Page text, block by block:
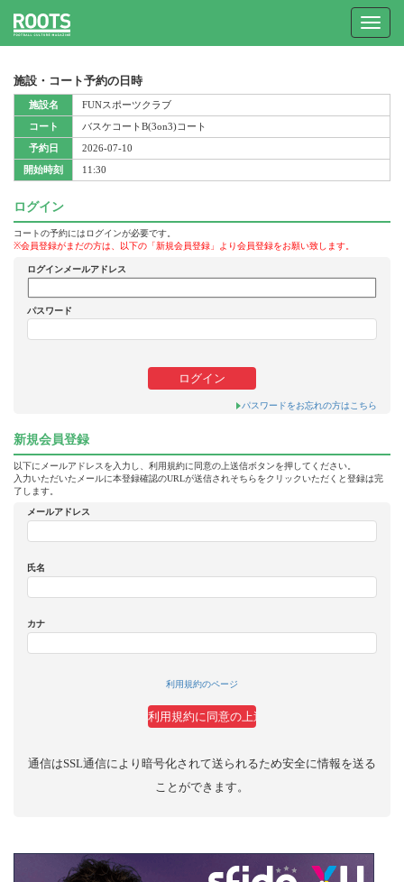
Toggle
施設・コート予約の日時
施設名
コート
予約日
開始時刻
FUNスポーツクラブ
バスケコートB(3on3)コート
2026-07-10
11:30
ログイン
コートの予約にはログインが必要です。
※会員登録がまだの方は、以下の「新規会員登録」より会員登録をお願い致します。
ログインメールアドレス
パスワード
パスワードをお忘れの方はこちら
新規会員登録
以下にメールアドレスを入力し、利用規約に同意の上送信ボタンを押してください。
入力いただいたメールに本登録確認のURLが送信されそちらをクリックいただくと登録は完
了します。
メールアドレス
氏名
カナ
利用規約のページ
通信はSSL通信により暗号化されて送られるため安全に情報を送る
ことができます。